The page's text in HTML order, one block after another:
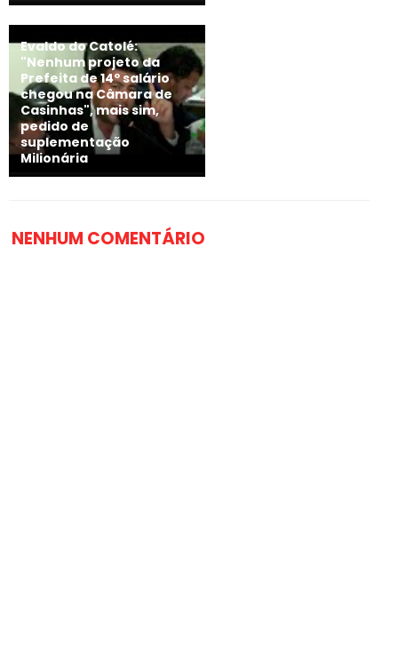
Evaldo do Catolé:
"Nenhum projeto da
Prefeita de 14º salário
chegou na Câmara de
Casinhas", mais sim,
pedido de
suplementação
Milionária
NENHUM COMENTÁRIO